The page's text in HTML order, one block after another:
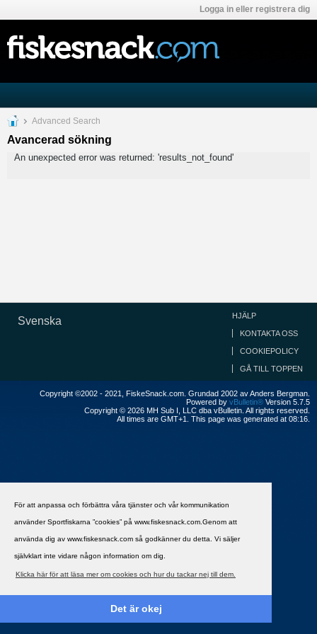
För att anpassa och förbättra våra tjänster och vår kommunikation
använder Sportfiskarna ”cookies” på www.fiskesnack.com.Genom att
använda dig av www.fiskesnack.com så godkänner du detta. Vi säljer
självklart inte vidare någon information om dig.
Klicka här för att läsa mer om cookies och hur du tackar nej till dem.
Det är okej
Logga in eller registrera dig
Advanced Search
Avancerad sökning
An unexpected error was returned: 'results_not_found'
Svenska HJÄLP
KONTAKTA OSS
COOKIEPOLICY
GÅ TILL TOPPEN
Copyright ©2002 - 2021, FiskeSnack.com. Grundad 2002 av Anders Bergman.
Powered by vBulletin® Version 5.7.5
Copyright © 2026 MH Sub I, LLC dba vBulletin. All rights reserved.
All times are GMT+1. This page was generated at 08:16.